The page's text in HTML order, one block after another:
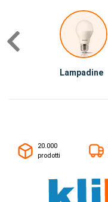
Lampadine
20.000
prodotti